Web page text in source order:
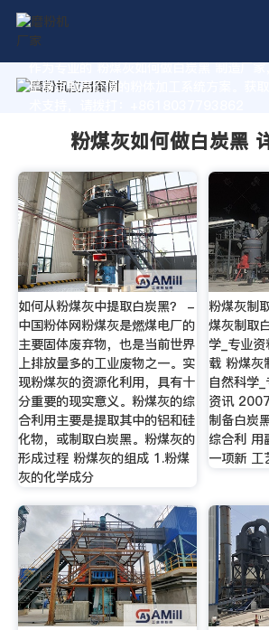
作为专业的 粉煤灰如何做白炭黑 制造厂
量身定制高价值的粉体加工系统方案。获取
粉煤灰如何做白炭黑
如何从粉煤灰中提取白炭黑？ -
中国粉体网粉煤灰是燃煤电厂的
主要固体废弃物，也是当前世界
上排放量多的工业废物之一。实
现粉煤灰的资源化利用，具有十
分重要的现实意义。粉煤灰的综
合利用主要是提取其中的铝和硅
化物，或制取白炭黑。粉煤灰的
形成过程 粉煤灰的组成 1.粉煤
灰的化学成分
粉煤灰制
煤灰制取
学_专业
载 粉煤灰
自然科学
资讯
制备白炭
综合利 用
一项新 工